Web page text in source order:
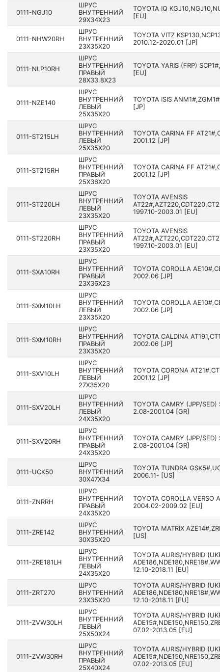
0111-NGJ10
ШРУС
ВНУТРЕННИЙ
29X34X23
TOYOTA IQ
[EU]
0111-NHW20RH
ШРУС
ВНУТРЕННИЙ
23X35X20
TOYOTA VITZ
2010.12-2020.01 [JP]
0111-NLP10RH
ШРУС
ВНУТРЕННИЙ
ПРАВЫЙ
28X33.8X23
TOYOTA YARIS (FRP)
[EU]
0111-NZE140
ШРУС
ВНУТРЕННИЙ
ЛЕВЫЙ
25X35X20
TOYOTA ISIS
[JP]
0111-ST215LH
ШРУС
ВНУТРЕННИЙ
ЛЕВЫЙ
25X35X20
TOYOTA CARINA FF
2001.12 [JP]
0111-ST215RH
ШРУС
ВНУТРЕННИЙ
ПРАВЫЙ
25X36X20
TOYOTA CARINA FF
2001.12 [JP]
0111-ST220LH
ШРУС
ВНУТРЕННИЙ
ЛЕВЫЙ
23X35X20
TOYOTA AVENSIS
1997.10-2003.01 [EU]
0111-ST220RH
ШРУС
ВНУТРЕННИЙ
ПРАВЫЙ
23X35X20
TOYOTA AVENSIS
1997.10-2003.01 [EU]
0111-SXA10RH
ШРУС
ВНУТРЕННИЙ
ПРАВЫЙ
23X36X23
TOYOTA COROLLA
2002.06 [JP]
0111-SXM10LH
ШРУС
ВНУТРЕННИЙ
ЛЕВЫЙ
23X35X20
TOYOTA COROLLA
2002.06 [JP]
0111-SXM10RH
ШРУС
ВНУТРЕННИЙ
ПРАВЫЙ
23X35X20
TOYOTA CALDINA
2002.06 [JP]
0111-SXV10LH
ШРУС
ВНУТРЕННИЙ
ЛЕВЫЙ
27X35X20
TOYOTA CORONA
2001.12 [JP]
0111-SXV20LH
ШРУС
ВНУТРЕННИЙ
ЛЕВЫЙ
24X35X20
TOYOTA CAMRY (JPP/
2.08-2001.04 [GR]
0111-SXV20RH
ШРУС
ВНУТРЕННИЙ
ПРАВЫЙ
24X35X20
TOYOTA CAMRY (JPP/
2.08-2001.04 [GR]
0111-UCK50
ШРУС
ВНУТРЕННИЙ
30X47X34
TOYOTA TUNDRA
2006.11- [US]
0111-ZNRRH
ШРУС
ВНУТРЕННИЙ
ПРАВЫЙ
24X35X20
TOYOTA COROLLA VERSO
2004.02-2009.02 [EU]
0111-ZRE142
ШРУС
ВНУТРЕННИЙ
30X35X20
TOYOTA MATRIX
[US]
0111-ZRE181LH
ШРУС
ВНУТРЕННИЙ
ЛЕВЫЙ
24X35X20
TOYOTA AURIS/HYBRID
12.10-2018.11 [EU]
0111-ZRT270
ШРУС
ВНУТРЕННИЙ
23X35X20
TOYOTA AURIS/HYBRID
12.10-2018.11 [EU]
0111-ZVW30LH
ШРУС
ВНУТРЕННИЙ
ЛЕВЫЙ
25X50X24
TOYOTA AURIS/HYBRID
07.02-2013.05 [EU]
0111-ZVW30RH
ШРУС
ВНУТРЕННИЙ
ПРАВЫЙ
25X40X24
TOYOTA AURIS/HYBRID
07.02-2013.05 [EU]